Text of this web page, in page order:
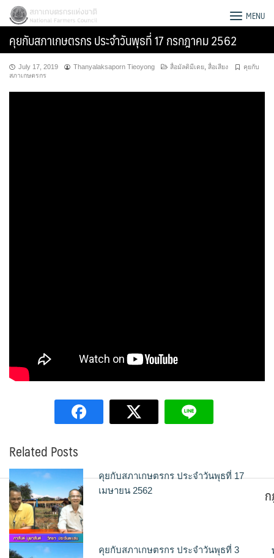
Skip
content
สภาเกษตรกรแห่งชาติ MENU
คุยกับสภาเกษตรกร ประจำวันพุธที่ 17 กรกฎาคม 2562
July 17, 2019 Thanyalaksaporn Tieoyong สื่อมัลติมีเดย สื่อเสียง
คุยกับ
สภาเกษตรกร
Related Posts
คุยกับสภาเกษตรกร ประจำวันพุธที่ 17
เมษายน 2562
คุยกับสภาเกษตรกร ประจำวันพุธที่ 3